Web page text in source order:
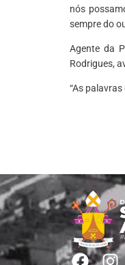
nós
sempre do
Agente da
Rodrigues,
“As